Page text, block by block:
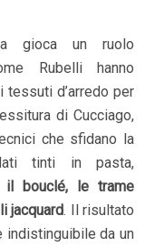
gioca un ruolo
Rubelli hanno
d’arredo per
di Cucciago,
che sfidano la
tinti in pasta,
il bouclé, le trame
jacquard. Il risultato
indistinguibile da un